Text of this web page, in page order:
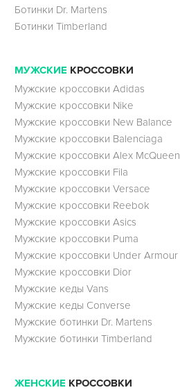
Ботинки Dr. Martens
Ботинки Timberland
МУЖСКИЕ КРОССОВКИ
Мужские кроссовки Adidas
Мужские кроссовки Nike
Мужские кроссовки New Balance
Мужские кроссовки Balenciaga
Мужские кроссовки Alex McQueen
Мужские кроссовки Fila
Мужские кроссовки Versace
Мужские кроссовки Reebok
Мужские кроссовки Asics
Мужские кроссовки Puma
Мужские кроссовки Under Armour
Мужские кроссовки Dior
Мужские кеды Vans
Мужские кеды Converse
Мужские ботинки Dr. Martens
Мужские ботинки Timberland
ЖЕНСКИЕ КРОССОВКИ